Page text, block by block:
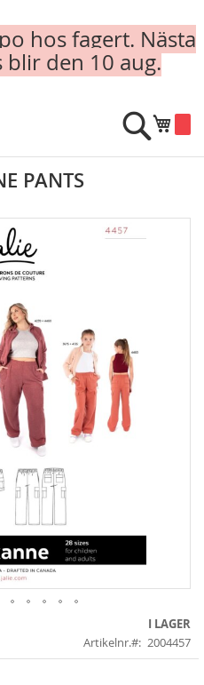
hos fagert. Nästa
den 10 aug.
Min
Sök
PANTS
I LAGER
Artikelnr.
2004457